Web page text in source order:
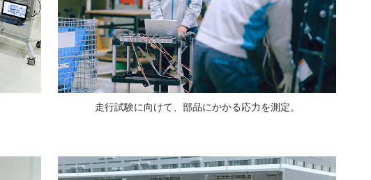
走行試験に向けて、部品にかかる応力を測定。